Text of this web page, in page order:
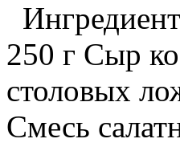
250 г Сыр
столовых
Смесь